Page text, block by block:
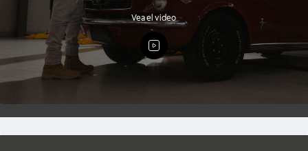
Vea el video